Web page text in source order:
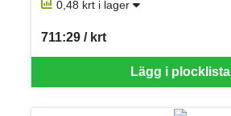
0,48 krt i lager
Lägg i plocklista
711:29 / krt
SEK per KRT